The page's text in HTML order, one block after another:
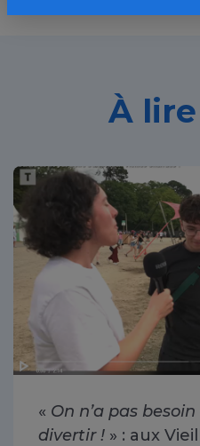
À
« On n’a pas
divertir ! » : aux